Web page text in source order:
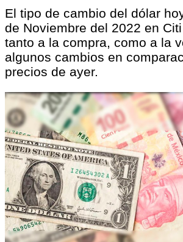
El tipo de cambio del dólar
de Noviembre del 2022 en
tanto a la compra, como a la
algunos cambios en
precios de ayer.